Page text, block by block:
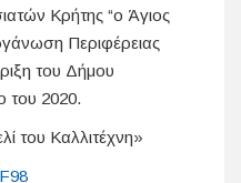
Κρήτης “ο Άγιος
Περιφέρειας
του Δήμου
του 2020.
του Καλλιτέχνη»